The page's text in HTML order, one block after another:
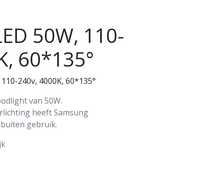
50W, 110-
60*135°
240v, 4000K, 60*135°
van 50W.
heeft Samsung
gebruik.